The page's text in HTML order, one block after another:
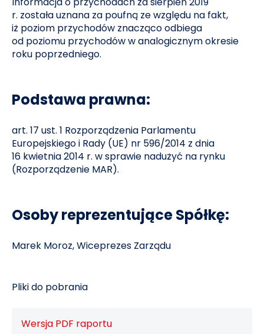
r. została uznana za poufną ze względu na fakt,
iż poziom przychodów znacząco odbiega
od poziomu przychodów w analogicznym okresie
roku poprzedniego.
Podstawa prawna:
art. 17 ust. 1 Rozporządzenia Parlamentu
Europejskiego i Rady (UE) nr 596/2014 z dnia
16 kwietnia 2014 r. w sprawie nadużyć na rynku
(Rozporządzenie MAR).
Osoby reprezentujące Spółkę:
Marek Moroz, Wiceprezes Zarządu
Pliki do pobrania
Wersja PDF raportu